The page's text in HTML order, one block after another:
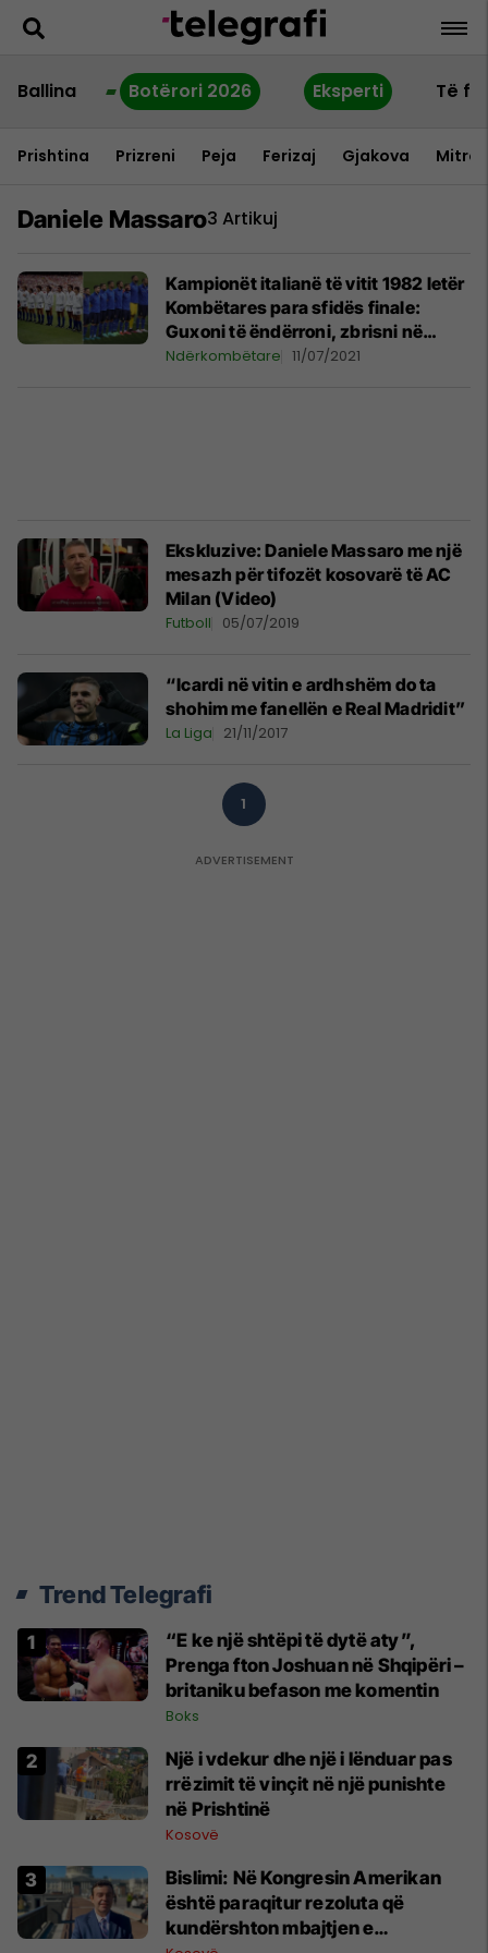
Ballina Botërori 2026 Eksperti Të
Prishtina Prizreni Peja Ferizaj Gjakova
Daniele Massaro3 Artikuj
Kampionët italianë të vitit 1982 letër
Kombëtares para sfidës finale:
Guxoni të ëndërroni, zbrisni në
Wembley dhe jepni gjithçka nga
Ndërkombëtare 11/07/2021
Ekskluzive: Daniele Massaro me një
mesazh për tifozët kosovarë të AC
Milan (Video)
Futboll 05/07/2019
“Icardi në vitin e ardhshëm do ta
shohim me fanellën e Real Madridit”
La Liga 21/11/2017
1
Trend Telegrafi
“E ke një shtëpi të dytë aty”,
Prenga fton Joshuan në Shqipëri –
britaniku befason me komentin
Boks
Një i vdekur dhe një i lënduar pas
rrëzimit të vinçit në një punishte
në Prishtinë
Kosovë
Bislimi: Në Kongresin Amerikan
është paraqitur rezoluta që
kundërshton mbajtjen e